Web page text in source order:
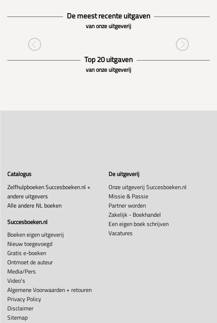
De meest recente uitgaven
van onze uitgeverij
Top 20 uitgaven
van onze uitgeverij
Catalogus
Zelfhulpboeken Succesboeken.nl +
andere uitgevers
Alle andere NL boeken
Succesboeken.nl
Boeken eigen uitgeverij
Nieuw toegevoegd
Gratis e-boeken
Ontmoet de auteur
Media/Pers
Video's
Algemene Voorwaarden + retouren
Privacy Policy
Disclaimer
Sitemap
De uitgeverij
Onze uitgeverij Succesboeken.nl
Missie & Passie
Partner worden
Zakelijk - Boekhandel
Een eigen boek schrijven
Vacatures